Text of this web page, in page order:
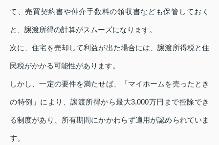
て、売買契約書や仲介手数料の領収書なども保管しておく
と、譲渡所得の計算がスムーズになります。
次に、住宅を売却して利益が出た場合には、譲渡所得税と住
民税がかかる可能性があります。
しかし、一定の要件を満たせば、「マイホームを売ったとき
の特例」により、譲渡所得から最大3,000万円まで控除でき
る制度があり、所有期間にかかわらず適用が認められていま
す。